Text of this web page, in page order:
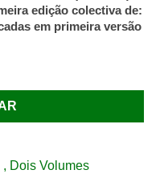
edição colectiva de:
em primeira versão